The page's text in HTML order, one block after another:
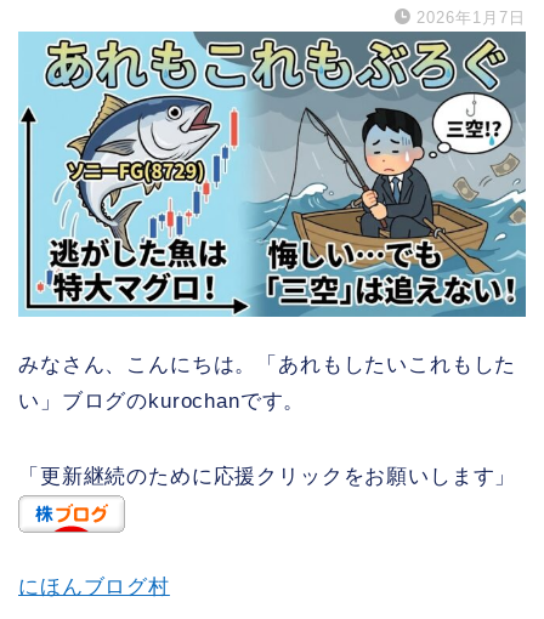
2026年1月7日
みなさん、こんにちは。「あれもしたいこれもした
い」ブログのkurochanです。
「更新継続のために応援クリックをお願いします」
にほんブログ村